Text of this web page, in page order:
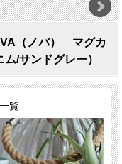
（ノバ） マグカ
/サンドグレー）
覧